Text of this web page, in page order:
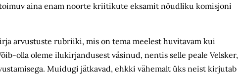
aina enam noorte kriitikute eksamit nõudliku komisjoni
arvustuste rubriiki, mis on tema meelest huvitavam kui
olla oleme ilukirjandusest väsinud, nentis selle peale Velsker,
Muidugi jätkavad, ehkki vähemalt üks neist kirjutab